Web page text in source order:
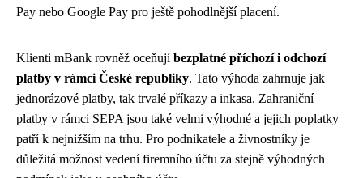
Pay nebo Google Pay pro ještě pohodlnější placení.
Klienti mBank rovněž oceňujíbezplatné příchozí i odchozí
platby v rámci České republiky. Tato výhoda zahrnuje jak
jednorázové platby, tak trvalé příkazy a inkasa. Zahraniční
platby v rámci SEPA jsou také velmi výhodné a jejich poplatky
patří k nejnižším na trhu. Pro podnikatele a živnostníky je
důležitá možnost vedení firemního účtu za stejně výhodných